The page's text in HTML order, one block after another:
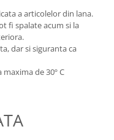
a articolelor din lana.
fi spalate acum si la
dar si siguranta ca
de 30º C